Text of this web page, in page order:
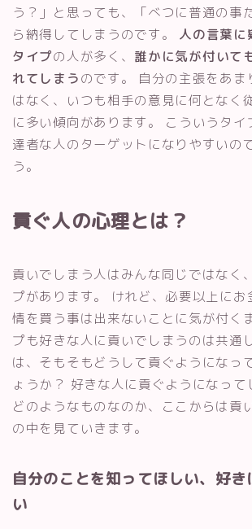
う？」と思っても、「べつに普通の事
ら納得してしまうのです。 人の言葉に
タイプの人が多く、 誰かに気が付いて
れてしまうのです。 自分の主張をあま
はなく、いつも相手の意見に何となく
に多い傾向があります。 こういうタイ
達者な人のターゲットになりやすいの
う。
貢ぐ人の心理とは？
貢いでしまう人はみんな同じではなく
プがあります。 けれど、必要以上にお
情を買う事は出来ないことに気が付く
プも好きな人に貢いでしまうのは共通
は、そもそもどうして貢ぐようになっ
ょうか？ 好きな人に貢ぐようになって
どのようなものなのか、ここからは貢
の中を見ていきます。
自分のことを知ってほしい、好き
い